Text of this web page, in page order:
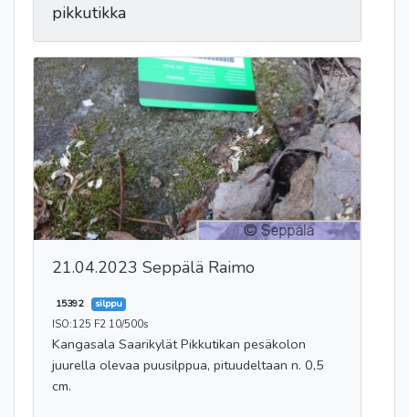
pikkutikka
21.04.2023 Seppälä Raimo
15392 silppu
ISO:125 F2 10/500s
Kangasala Saarikylät Pikkutikan pesäkolon
juurella olevaa puusilppua, pituudeltaan n. 0,5
cm.